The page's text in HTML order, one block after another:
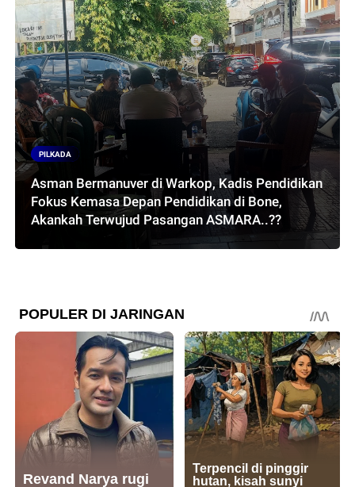
PILKADA
Asman Bermanuver di Warkop, Kadis Pendidikan
Fokus Kemasa Depan Pendidikan di Bone,
Akankah Terwujud Pasangan ASMARA..??